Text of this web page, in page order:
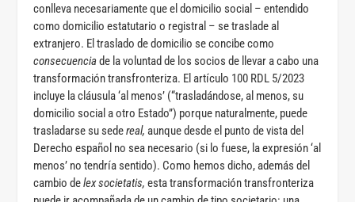
conlleva necesariamente que el domicilio social – entendido
como domicilio estatutario o registral – se traslade al
extranjero. El traslado de domicilio se concibe como
consecuenciade la voluntad de los socios de llevar a cabo una
transformación transfronteriza. El artículo 100 RDL 5/2023
incluye la cláusula ‘al menos’ (“trasladándose, al menos, su
domicilio social a otro Estado”) porque naturalmente, puede
trasladarse su sedereal,aunque desde el punto de vista del
Derecho español no sea necesario (si lo fuese, la expresión ‘al
menos’ no tendría sentido). Como hemos dicho, además del
cambio delex societatis,esta transformación transfronteriza